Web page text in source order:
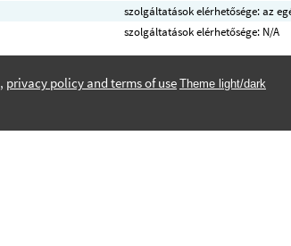
szolgáltatások elérhetősége: az
szolgáltatások elérhetősége: N/A
, privacy policy and terms of use Theme light/dark